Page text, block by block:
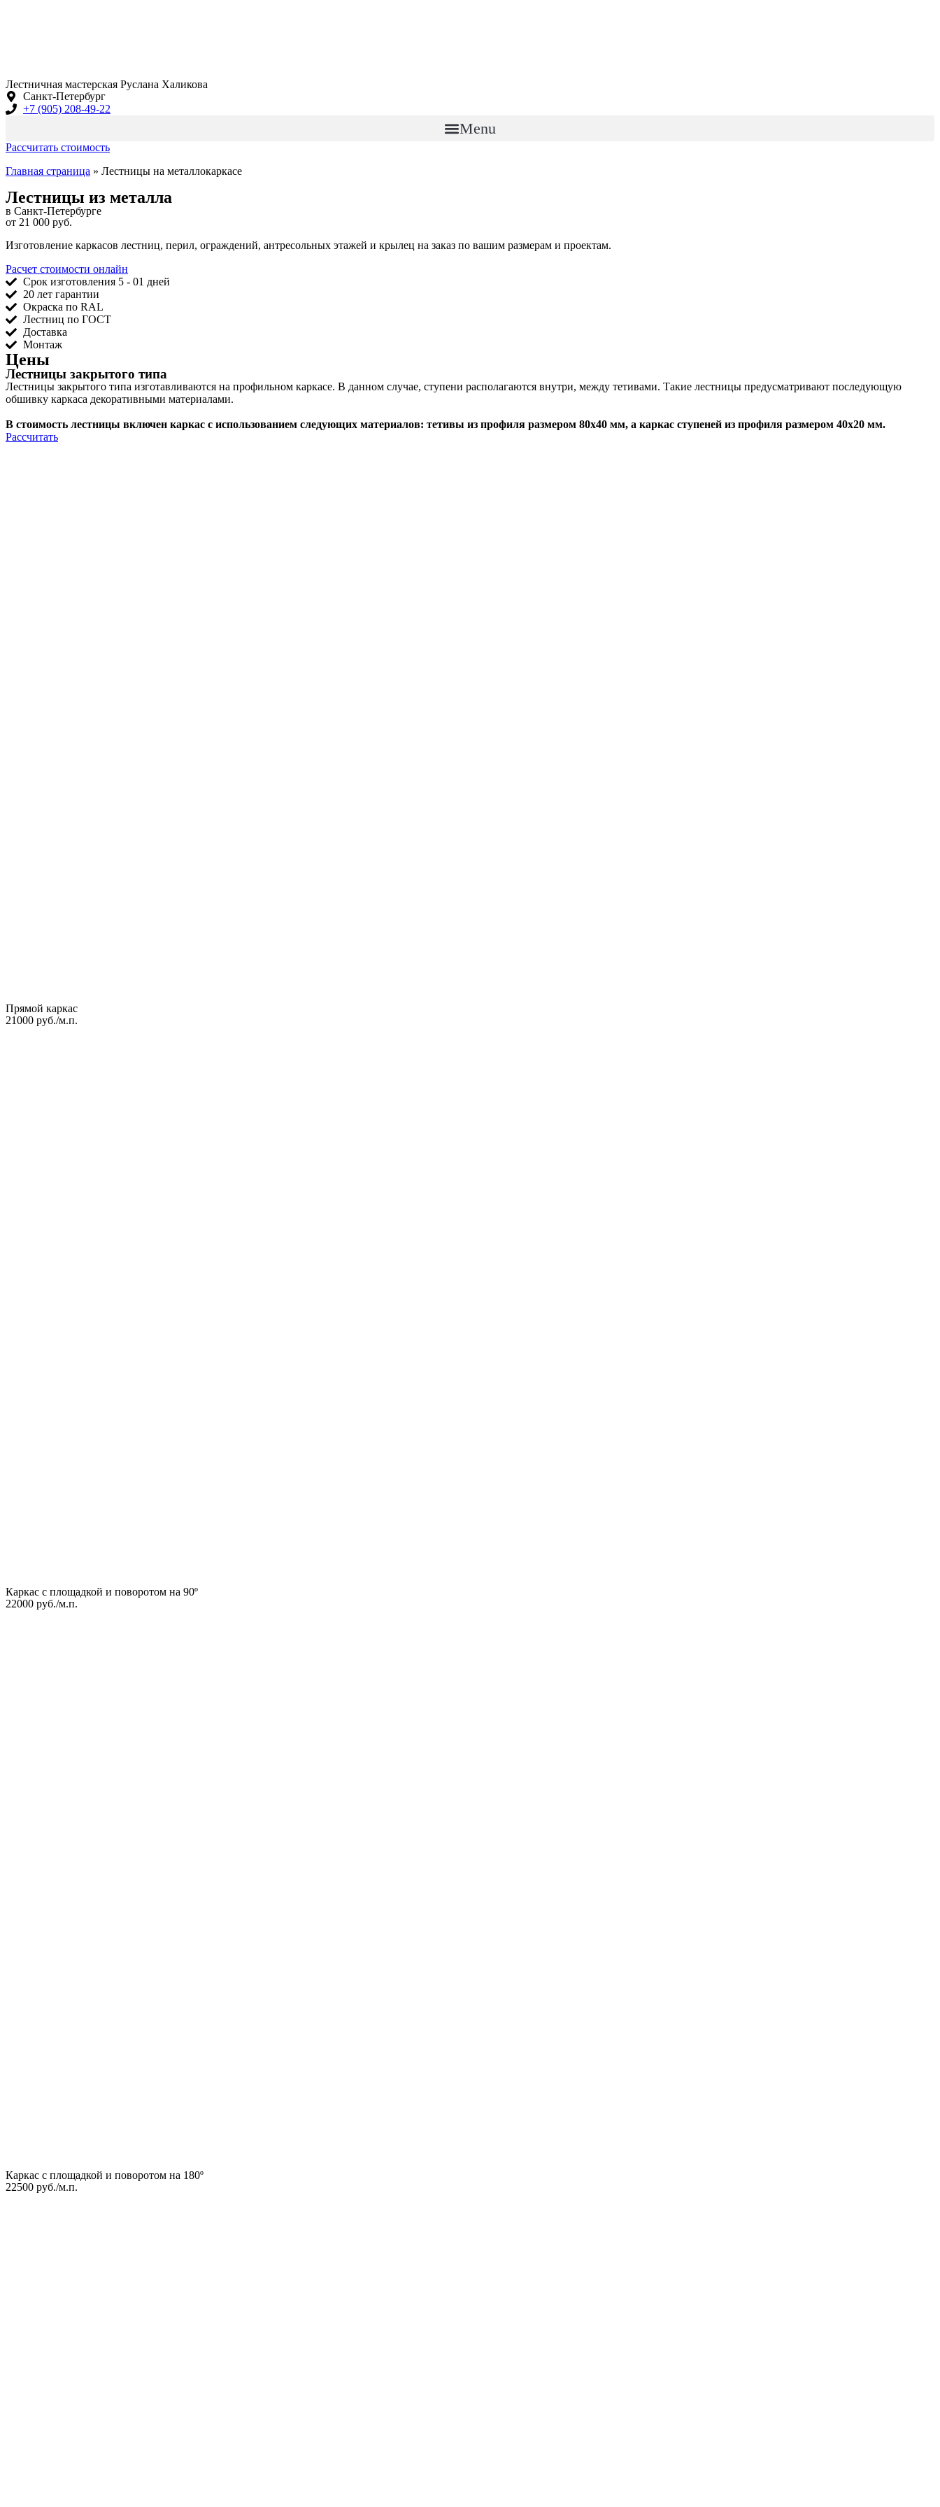
Лестничная мастерская Руслана Халикова
Санкт-Петербург
+7 (905) 208-49-22
Menu
Рассчитать стоимость
Главная страница » Лестницы на металлокаркасе
Лестницы из металла
в Санкт-Петербурге
от 21 000 руб.
Изготовление каркасов лестниц, перил, ограждений, антресольных этажей и крылец на заказ по вашим размерам и проектам.
Расчет стоимости онлайн
Срок изготовления 5 - 01 дней
20 лет гарантии
Окраска по RAL
Лестниц по ГОСТ
Доставка
Монтаж
Цены
Лестницы закрытого типа
Лестницы закрытого типа изготавливаются на профильном каркасе. В данном случае, ступени располагаются внутри, между тетивами. Такие лестницы предусматривают последующую
обшивку каркаса декоративными материалами.
В стоимость лестницы включен каркас с использованием следующих материалов: тетивы из профиля размером 80х40 мм, а каркас ступеней из профиля размером 40х20 мм.
Рассчитать
Прямой каркас
21000 руб./м.п.
Каркас с площадкой и поворотом на 90º
22000 руб./м.п.
Каркас с площадкой и поворотом на 180º
22500 руб./м.п.